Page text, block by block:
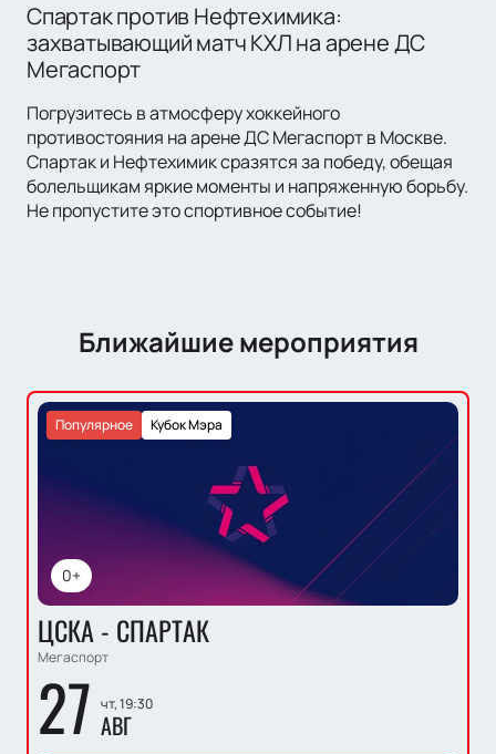
Спартак против Нефтехимика:
захватывающий матч КХЛ на арене ДС
Мегаспорт
Погрузитесь в атмосферу хоккейного
противостояния на арене ДС Мегаспорт в Москве.
Спартак и Нефтехимик сразятся за победу, обещая
болельщикам яркие моменты и напряженную борьбу.
Не пропустите это спортивное событие!
Ближайшие мероприятия
0+
Кубок Мэра
Популярное
ЦСКА - СПАРТАК
Мегаспорт
27 чт, 19:30
АВГ